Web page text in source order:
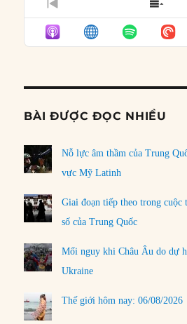
PREVIOUS
EPISODE
LIST
BÀI ĐƯỢC ĐỌC NHIỀU
Nỗ lực âm thầm của Trung
vực Mỹ Latinh
Giai đoạn tiếp theo trong cuộc
số của Trung Quốc
Mối nguy khi Châu Âu do dự
Ukraine
Thế giới hôm nay: 06/08/2026